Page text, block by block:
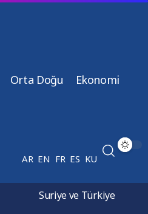
Orta Doğu Ekonomi
AR EN FR ES KU
Suriye ve Türkiye